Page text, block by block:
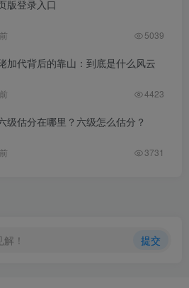
版登录入口
5039
加代背后的靠山：到底是什么风云
4423
级估分在哪里？六级怎么估分？
3731
！ 提交